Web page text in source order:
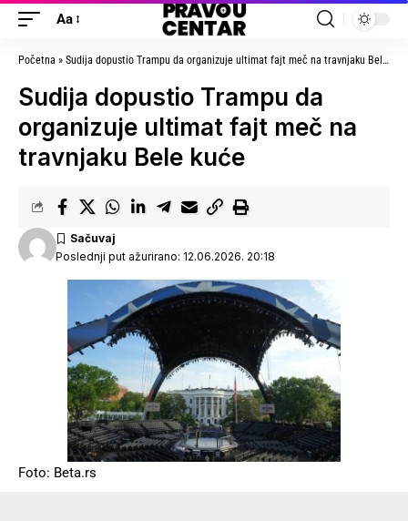
Aa
Početna » Sudija dopustio Trampu da organizuje ultimat fajt meč na travnjaku Bele kuće
Sudija dopustio Trampu da
organizuje ultimat fajt meč na
travnjaku Bele kuće
Poslednji put ažurirano: 12.06.2026. 20:18
Foto: Beta.rs